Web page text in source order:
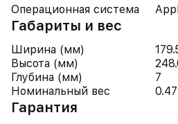
Операционная система
Габариты и вес
Ширина (мм)
Высота (мм)
Глубина (мм)
7
Номинальный вес
Гарантия